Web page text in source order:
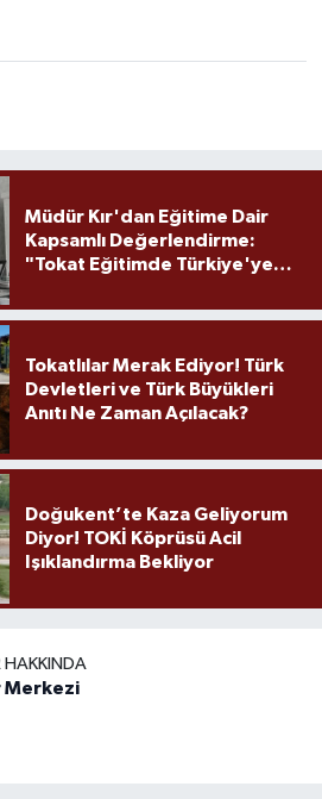
Müdür Kır'dan Eğitime Dair
Kapsamlı Değerlendirme:
"Tokat Eğitimde Türkiye'ye
Tokatlılar Merak Ediyor! Türk
Devletleri ve Türk Büyükleri
Anıtı Ne Zaman Açılacak?
Doğukent’te Kaza Geliyorum
Diyor! TOKİ Köprüsü Acil
Işıklandırma Bekliyor
HAKKINDA
Merkezi